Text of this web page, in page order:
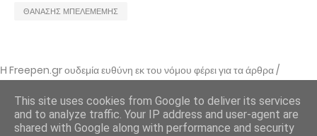
ΘΑΝΑΣΗΣ ΜΠΕΛΕΜΕΜΗΣ
Η Freepen.gr ουδεμία ευθύνη εκ του νόμου φέρει για τα άρθρα /
αναρτήσεις που δημοσιεύονται και απηχούν τις απόψεις των συντακτών
τους και δε σημαίνει πως τα υιοθετεί. Σε περίπτωση που θεωρείτε πως
θίγεστε από κάποιο εξ αυτών ή ότι υπάρχει κάποιο σφάλμα,
επικοινωνήστε μέσω e-mail
This site uses cookies from Google to deliver its services
and to analyze traffic. Your IP address and user-agent are
shared with Google along with performance and security